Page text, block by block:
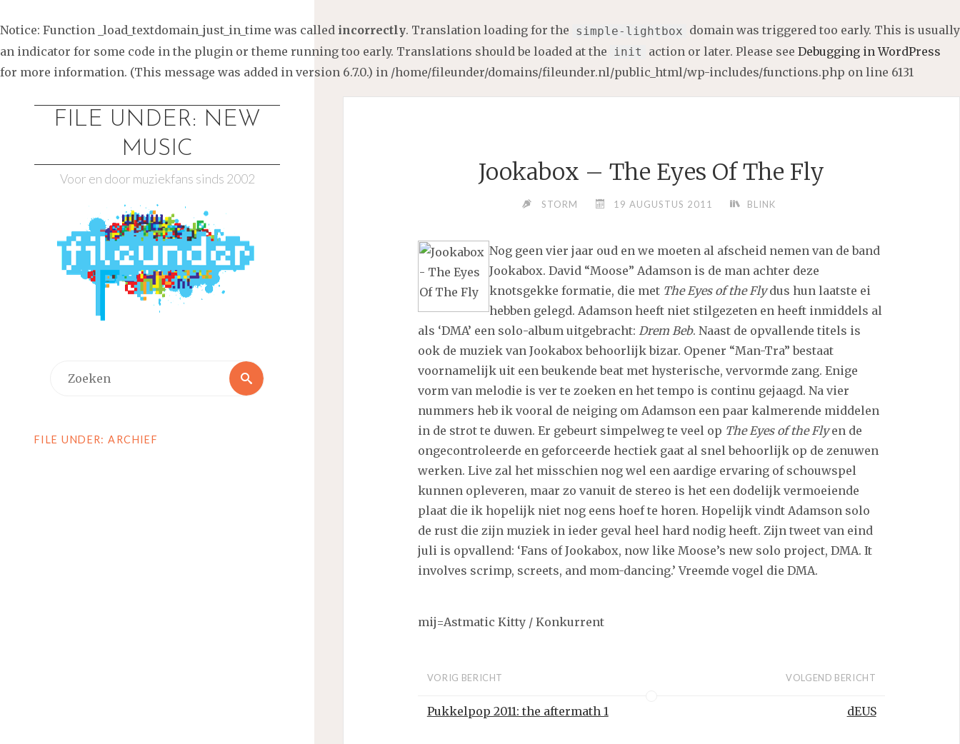
Notice: Function _load_textdomain_just_in_time was called incorrectly. Translation loading for the simple-lightbox domain was triggered too early. This is usually
an indicator for some code in the plugin or theme running too early. Translations should be loaded at the init action or later. Please see Debugging in WordPress
for more information. (This message was added in version 6.7.0.) in /home/fileunder/domains/fileunder.nl/public_html/wp-includes/functions.php on line 6131
FILE UNDER: NEW
MUSIC
Voor en door muziekfans sinds 2002
Zoeken
FILE UNDER: ARCHIEF
Jookabox – The Eyes Of The Fly
STORM 19 AUGUSTUS 2011 BLINK
Nog geen vier jaar oud en we moeten al afscheid nemen van de band
Jookabox. David “Moose” Adamson is de man achter deze
knotsgekke formatie, die met The Eyes of the Flydus hun laatste ei
hebben gelegd. Adamson heeft niet stilgezeten en heeft inmiddels al
als ‘DMA’ een solo-album uitgebracht: Drem Beb. Naast de opvallende titels is
ook de muziek van Jookabox behoorlijk bizar. Opener “Man-Tra” bestaat
voornamelijk uit een beukende beat met hysterische, vervormde zang. Enige
vorm van melodie is ver te zoeken en het tempo is continu gejaagd. Na vier
nummers heb ik vooral de neiging om Adamson een paar kalmerende middelen
in de strot te duwen. Er gebeurt simpelweg te veel op The Eyes of the Flyen de
ongecontroleerde en geforceerde hectiek gaat al snel behoorlijk op de zenuwen
werken. Live zal het misschien nog wel een aardige ervaring of schouwspel
kunnen opleveren, maar zo vanuit de stereo is het een dodelijk vermoeiende
plaat die ik hopelijk niet nog eens hoef te horen. Hopelijk vindt Adamson solo
de rust die zijn muziek in ieder geval heel hard nodig heeft. Zijn tweet van eind
juli is opvallend: ‘Fans of Jookabox, now like Moose’s new solo project, DMA. It
involves scrimp, screets, and mom-dancing.’ Vreemde vogel die DMA.
mij=Astmatic Kitty / Konkurrent
VORIG BERICHT
Pukkelpop 2011: the aftermath 1
VOLGEND BERICHT
dEUS